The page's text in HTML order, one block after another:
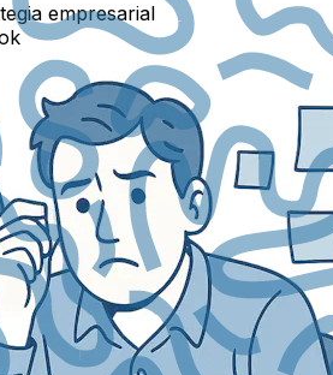
empresarial